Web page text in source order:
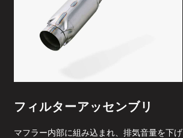
フィルターアッセンブリ
マフラー内部に組み込まれ、排気音量を下げ